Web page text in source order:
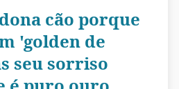
cão porque
'golden de
seu sorriso